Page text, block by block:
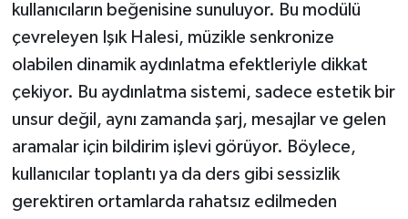
kullanıcıların beğenisine sunuluyor. Bu modülü
çevreleyen Işık Halesi, müzikle senkronize
olabilen dinamik aydınlatma efektleriyle dikkat
çekiyor. Bu aydınlatma sistemi, sadece estetik bir
unsur değil, aynı zamanda şarj, mesajlar ve gelen
aramalar için bildirim işlevi görüyor. Böylece,
kullanıcılar toplantı ya da ders gibi sessizlik
gerektiren ortamlarda rahatsız edilmeden